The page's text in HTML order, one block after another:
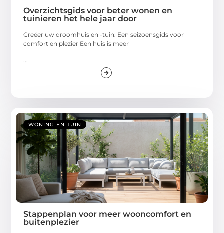
Overzichtsgids voor beter wonen en
tuinieren het hele jaar door
Creëer uw droomhuis en -tuin: Een seizoensgids voor
comfort en plezier Een huis is meer
WONING EN TUIN
Stappenplan voor meer wooncomfort en
buitenplezier